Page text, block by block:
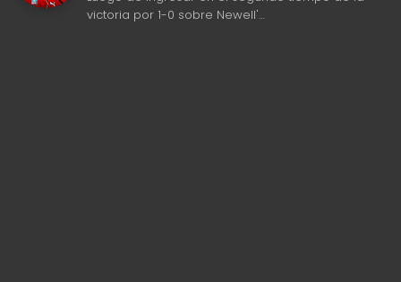
victoria por 1-0 sobre Newell'…